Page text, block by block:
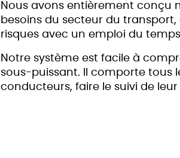
Nous avons entièrement conçu
besoins du secteur du
risques avec un emploi du
Notre système est facile à
sous-puissant. Il comporte tous
conducteurs, faire le suivi de